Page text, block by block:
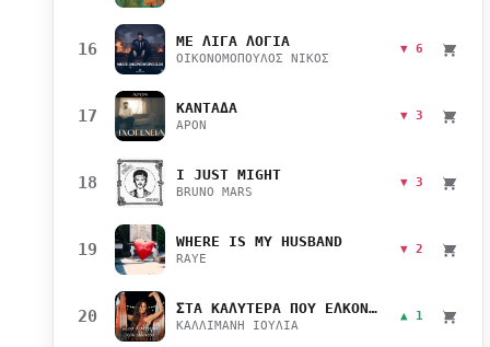
16 ΜΕ ΛΙΓΑ ΛΟΓΙΑ
ΟΙΚΟΝΟΜΟΠΟΥΛΟΣ ΝΙΚΟΣ
▼ 6
17 ΚΑΝΤΑΔΑ
APON
▼ 3
18 I JUST MIGHT
BRUNO MARS
▼ 3
19 WHERE IS MY HUSBAND
RAYE
▼ 2
20 ΣΤΑ ΚΑΛΥΤΕΡΑ ΠΟΥ ΕΛΚΟΝΤΑΙ
ΚΑΛΛΙΜΑΝΗ ΙΟΥΛΙΑ
▲ 1